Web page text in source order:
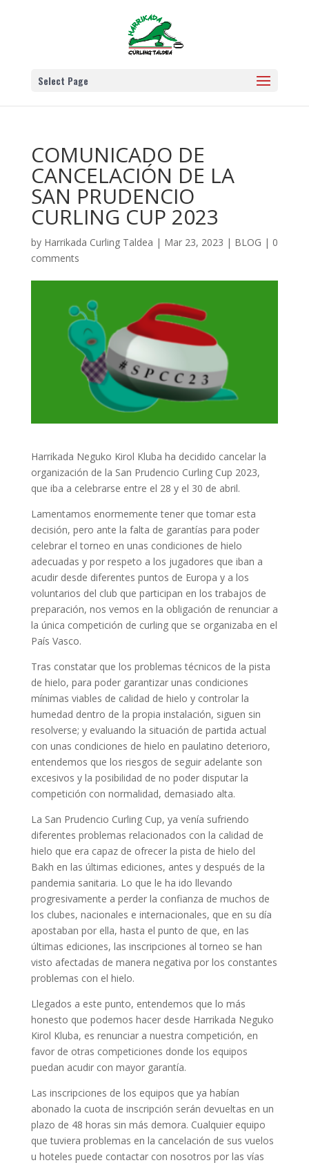
Select Page
COMUNICADO DE
CANCELACIÓN DE LA
SAN PRUDENCIO
CURLING CUP 2023
by Harrikada Curling Taldea | Mar 23, 2023 | BLOG | 0
comments
Harrikada Neguko Kirol Kluba ha decidido cancelar la
organización de la San Prudencio Curling Cup 2023,
que iba a celebrarse entre el 28 y el 30 de abril.
Lamentamos enormemente tener que tomar esta
decisión, pero ante la falta de garantías para poder
celebrar el torneo en unas condiciones de hielo
adecuadas y por respeto a los jugadores que iban a
acudir desde diferentes puntos de Europa y a los
voluntarios del club que participan en los trabajos de
preparación, nos vemos en la obligación de renunciar a
la única competición de curling que se organizaba en el
País Vasco.
Tras constatar que los problemas técnicos de la pista
de hielo, para poder garantizar unas condiciones
mínimas viables de calidad de hielo y controlar la
humedad dentro de la propia instalación, siguen sin
resolverse; y evaluando la situación de partida actual
con unas condiciones de hielo en paulatino deterioro,
entendemos que los riesgos de seguir adelante son
excesivos y la posibilidad de no poder disputar la
competición con normalidad, demasiado alta.
La San Prudencio Curling Cup, ya venía sufriendo
diferentes problemas relacionados con la calidad de
hielo que era capaz de ofrecer la pista de hielo del
Bakh en las últimas ediciones, antes y después de la
pandemia sanitaria. Lo que le ha ido llevando
progresivamente a perder la confianza de muchos de
los clubes, nacionales e internacionales, que en su día
apostaban por ella, hasta el punto de que, en las
últimas ediciones, las inscripciones al torneo se han
visto afectadas de manera negativa por los constantes
problemas con el hielo.
Llegados a este punto, entendemos que lo más
honesto que podemos hacer desde Harrikada Neguko
Kirol Kluba, es renunciar a nuestra competición, en
favor de otras competiciones donde los equipos
puedan acudir con mayor garantía.
Las inscripciones de los equipos que ya habían
abonado la cuota de inscripción serán devueltas en un
plazo de 48 horas sin más demora. Cualquier equipo
que tuviera problemas en la cancelación de sus vuelos
u hoteles puede contactar con nosotros por las vías